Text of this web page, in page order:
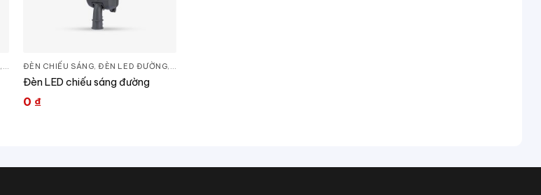
, THIẾT BỊ CHIẾU SÁNG
ĐÈN CHIẾU SÁNG,ĐÈN LED ĐƯỜNG, THIẾT BỊ CHIẾU SÁNG
Đèn LED chiếu sáng đường
0 ₫